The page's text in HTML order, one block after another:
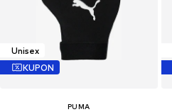
Unisex
KUPON
PUMA